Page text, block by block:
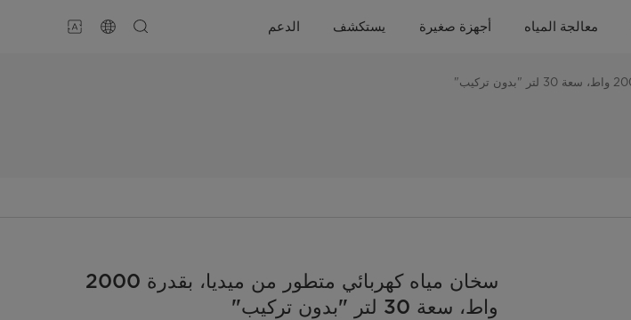
معالجة المياه أجهزة صغيرة يستكشف الدعم
سخان مياه كهربائي متطور من ميديا، بقدرة 2000
واط، سعة 30 لتر "بدون تركيب"